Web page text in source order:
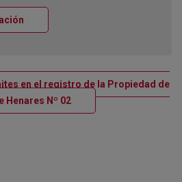
en el registro de la Propiedad de
Henares Nº 02Ventana nueva